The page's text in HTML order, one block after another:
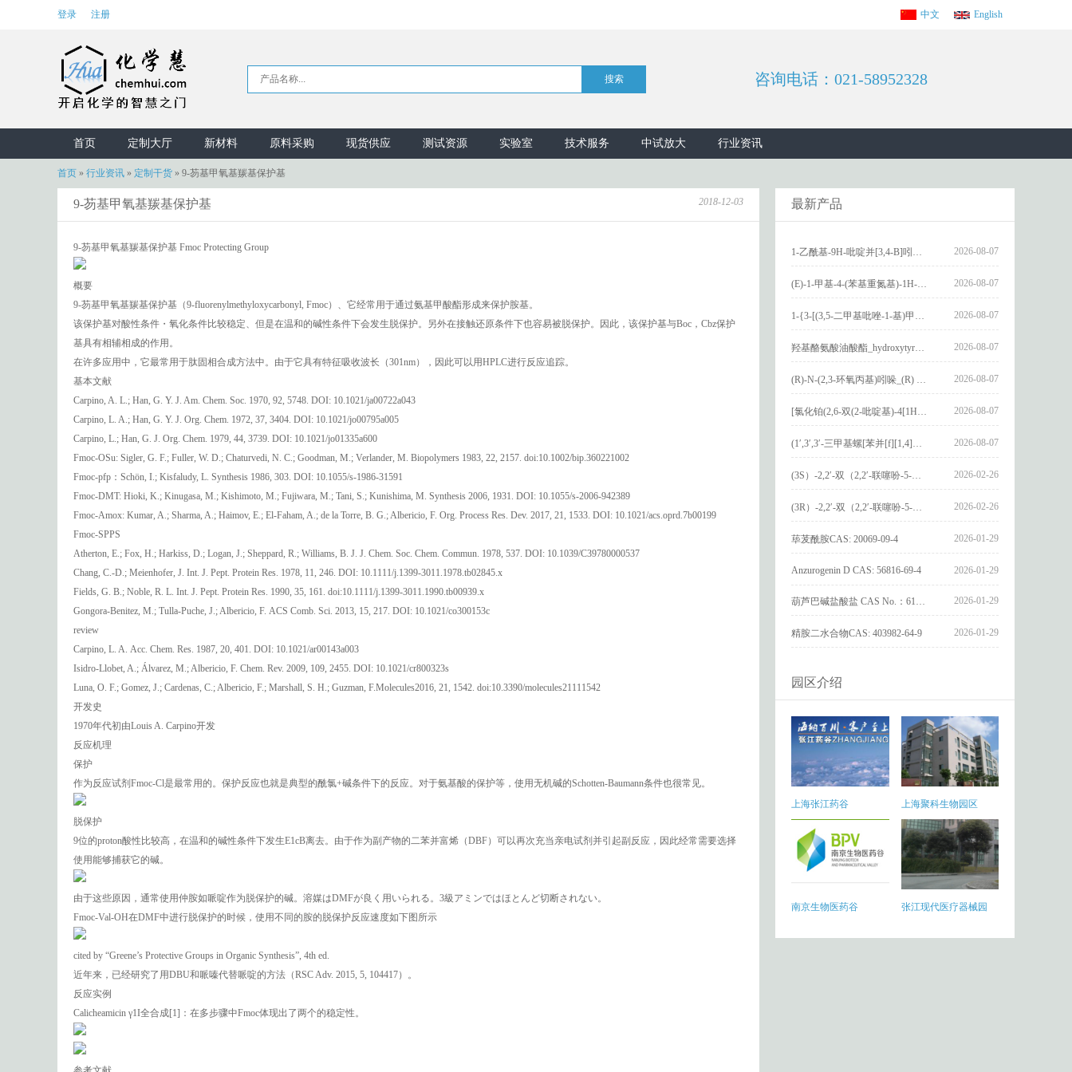
登录 注册 中文 English
咨询电话：021-58952328
首页 定制大厅 新材料 原料采购 现货供应 测试资源 实验室 技术服务 中试放大 行业资讯
首页 » 行业资讯 » 定制干货 » 9-芴基甲氧基羰基保护基
9-芴基甲氧基羰基保护基 2018-12-03
9-芴基甲氧基羰基保护基 Fmoc Protecting Group
概要
9-芴基甲氧基羰基保护基（9-fluorenylmethyloxycarbonyl, Fmoc）、它经常用于通过氨基甲酸酯形成来保护胺基。
该保护基对酸性条件・氧化条件比较稳定、但是在温和的碱性条件下会发生脱保护。另外在接触还原条件下也容易被脱保护。因此，该保护基与Boc，Cbz保护
基具有相辅相成的作用。
在许多应用中，它最常用于肽固相合成方法中。由于它具有特征吸收波长（301nm），因此可以用HPLC进行反应追踪。
基本文献
Carpino, A. L.; Han, G. Y. J. Am. Chem. Soc. 1970, 92, 5748. DOI: 10.1021/ja00722a043
Carpino, L. A.; Han, G. Y. J. Org. Chem. 1972, 37, 3404. DOI: 10.1021/jo00795a005
Carpino, L.; Han, G. J. Org. Chem. 1979, 44, 3739. DOI: 10.1021/jo01335a600
Fmoc-OSu: Sigler, G. F.; Fuller, W. D.; Chaturvedi, N. C.; Goodman, M.; Verlander, M. Biopolymers 1983, 22, 2157. doi:10.1002/bip.360221002
Fmoc-pfp：Schön, I.; Kisfaludy, L. Synthesis 1986, 303. DOI: 10.1055/s-1986-31591
Fmoc-DMT: Hioki, K.; Kinugasa, M.; Kishimoto, M.; Fujiwara, M.; Tani, S.; Kunishima, M. Synthesis 2006, 1931. DOI: 10.1055/s-2006-942389
Fmoc-Amox: Kumar, A.; Sharma, A.; Haimov, E.; El-Faham, A.; de la Torre, B. G.; Albericio, F. Org. Process Res. Dev. 2017, 21, 1533. DOI: 10.1021/acs.oprd.7b00199
Fmoc-SPPS
Atherton, E.; Fox, H.; Harkiss, D.; Logan, J.; Sheppard, R.; Williams, B. J. J. Chem. Soc. Chem. Commun. 1978, 537. DOI: 10.1039/C39780000537
Chang, C.-D.; Meienhofer, J. Int. J. Pept. Protein Res. 1978, 11, 246. DOI: 10.1111/j.1399-3011.1978.tb02845.x
Fields, G. B.; Noble, R. L. Int. J. Pept. Protein Res. 1990, 35, 161. doi:10.1111/j.1399-3011.1990.tb00939.x
Gongora-Benitez, M.; Tulla-Puche, J.; Albericio, F. ACS Comb. Sci. 2013, 15, 217. DOI: 10.1021/co300153c
review
Carpino, L. A. Acc. Chem. Res. 1987, 20, 401. DOI: 10.1021/ar00143a003
Isidro-Llobet, A.; Álvarez, M.; Albericio, F. Chem. Rev. 2009, 109, 2455. DOI: 10.1021/cr800323s
Luna, O. F.; Gomez, J.; Cardenas, C.; Albericio, F.; Marshall, S. H.; Guzman, F.Molecules2016, 21, 1542. doi:10.3390/molecules21111542
开发史
1970年代初由Louis A. Carpino开发
反应机理
保护
作为反应试剂Fmoc-Cl是最常用的。保护反应也就是典型的酰氯+碱条件下的反应。对于氨基酸的保护等，使用无机碱的Schotten-Baumann条件也很常见。
脱保护
9位的proton酸性比较高，在温和的碱性条件下发生E1cB离去。由于作为副产物的二苯并富烯（DBF）可以再次充当亲电试剂并引起副反应，因此经常需要选择
使用能够捕获它的碱。
由于这些原因，通常使用仲胺如哌啶作为脱保护的碱。溶媒はDMFが良く用いられる。3級アミンではほとんど切断されない。
Fmoc-Val-OH在DMF中进行脱保护的时候，使用不同的胺的脱保护反应速度如下图所示
cited by “Greene’s Protective Groups in Organic Synthesis”, 4th ed.
近年来，已经研究了用DBU和哌嗪代替哌啶的方法（RSC Adv. 2015, 5, 104417）。
反应实例
Calicheamicin γ1I全合成[1]：在多步骤中Fmoc体现出了两个的稳定性。
最新产品
2026-08-07
2026-08-07
2026-08-07
2026-08-07
2026-08-07
2026-08-07
2026-08-07
2026-02-26
2026-02-26
荜茇酰胺CAS: 20069-09-4 2026-01-29
Anzurogenin D CAS: 56816-69-4 2026-01-29
2026-01-29
精胺二水合物CAS: 403982-64-9 2026-01-29
园区介绍
上海张江药谷 上海聚科生物园区
南京生物医药谷 张江现代医疗器械园